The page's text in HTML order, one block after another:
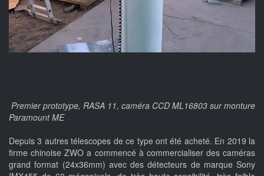
Premier prototype, RASA 11, caméra CCD ML16803 sur monture
Paramount ME
Depuis 3 autres télescopes de ce type ont été acheté. En 2019 la
firme chinoise ZWO a commencé à commercialiser des caméras
grand format (24x36mm) avec des détecteurs de marque Sony